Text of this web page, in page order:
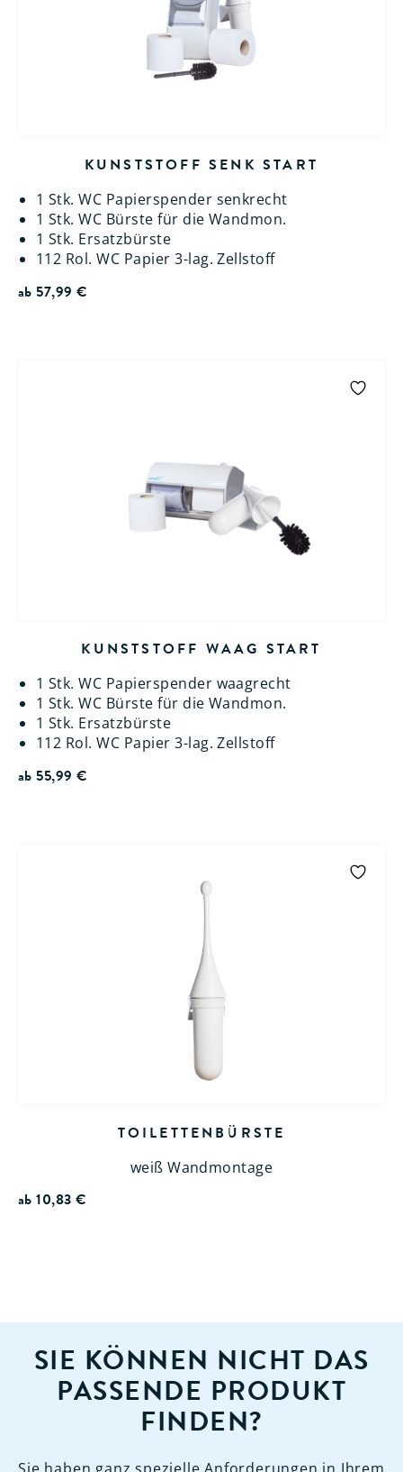
KUNSTSTOFF SENK START
1 Stk. WC Papierspender senkrecht
1 Stk. WC Bürste für die Wandmon.
1 Stk. Ersatzbürste
112 Rol. WC Papier 3-lag. Zellstoff
ab57,99€
KUNSTSTOFF WAAG START
1 Stk. WC Papierspender waagrecht
1 Stk. WC Bürste für die Wandmon.
1 Stk. Ersatzbürste
112 Rol. WC Papier 3-lag. Zellstoff
ab55,99€
TOILETTENBÜRSTE
weiß Wandmontage
ab10,83€
SIE KÖNNEN NICHT DAS
PASSENDE PRODUKT
FINDEN?